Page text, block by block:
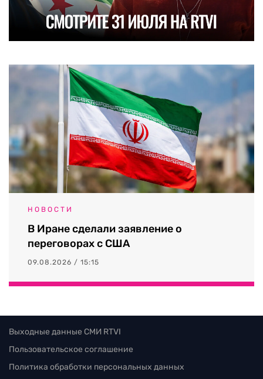
НОВОСТИ
В Иране сделали заявление о
переговорах с США
09.08.2026 / 15:15
Выходные данные СМИ RTVI
Пользовательское соглашение
Политика обработки персональных данных